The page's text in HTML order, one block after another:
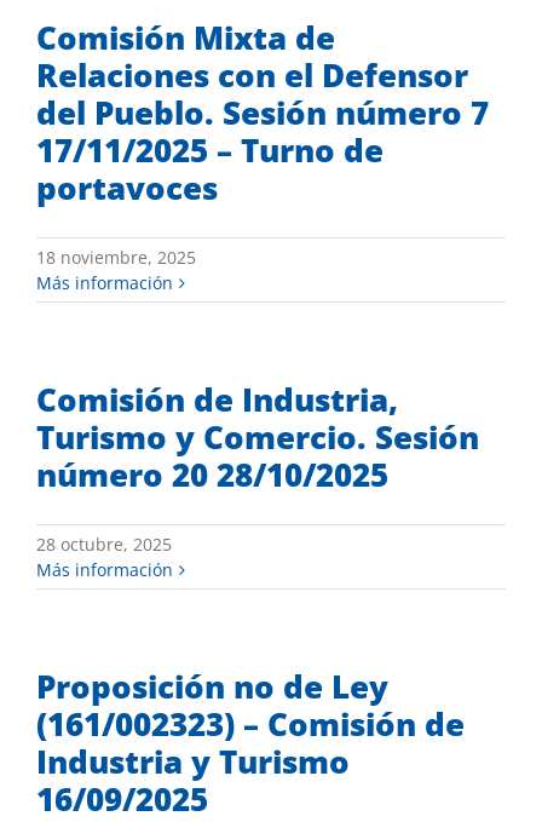
Comisión Mixta de
Relaciones con el Defensor
del Pueblo. Sesión número 7
17/11/2025 – Turno de
portavoces
18 noviembre, 2025
Más información
Comisión de Industria,
Turismo y Comercio. Sesión
número 20 28/10/2025
28 octubre, 2025
Más información
Proposición no de Ley
(161/002323) – Comisión de
Industria y Turismo
16/09/2025